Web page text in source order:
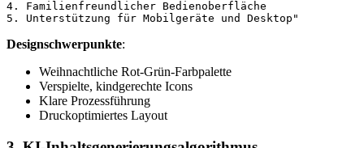
4. Familienfreundlicher Bedienoberfläche
Designschwerpunkte:
Weihnachtliche Rot-Grün-Farbpalette
Verspielte, kindgerechte Icons
Klare Prozessführung
Druckoptimiertes Layout